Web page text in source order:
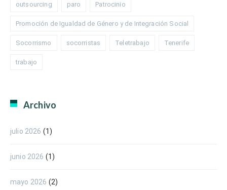
outsourcing paro Patrocinio
Promoción de Igualdad de Género y de Integración Social
Socorrismo socorristas Teletrabajo Tenerife
trabajo
Archivo
julio 2026 (1)
junio 2026 (1)
mayo 2026 (2)